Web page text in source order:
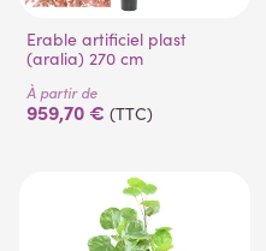
Erable artificiel plast
(aralia) 270 cm
À partir de
959,70 € (TTC)